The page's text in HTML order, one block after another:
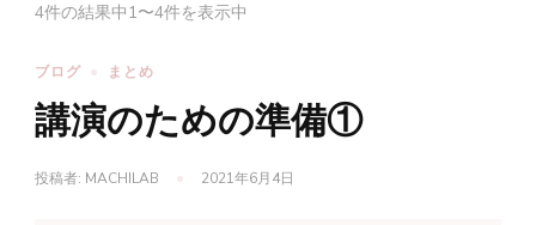
4件の結果中1〜4件を表示中
ブログ まとめ
講演のための準備①
投稿者: MACHILAB 2021年6月4日